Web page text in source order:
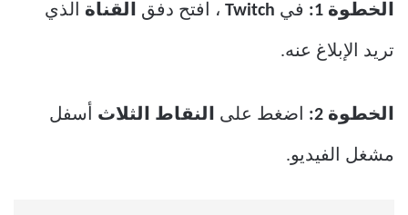
الخطوة 1: في Twitch ، افتح دفق القناة الذي
تريد الإبلاغ عنه.
الخطوة 2: اضغط على النقاط الثلاث أسفل
مشغل الفيديو.